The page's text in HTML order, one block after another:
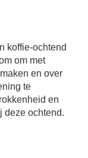
koffie-ochtend
om met
en over
te
en
deze ochtend.